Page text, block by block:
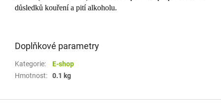
důsledků kouření a pití alkoholu.
Doplňkové parametry
Kategorie:
E-shop
Hmotnost: 0.1 kg